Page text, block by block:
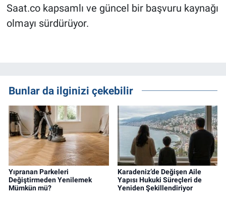
Saat.co kapsamlı ve güncel bir başvuru kaynağı
olmayı sürdürüyor.
Bunlar da ilginizi çekebilir
Yıpranan Parkeleri
Değiştirmeden Yenilemek
Mümkün mü?
Karadeniz’de Değişen Aile
Yapısı Hukuki Süreçleri de
Yeniden Şekillendiriyor